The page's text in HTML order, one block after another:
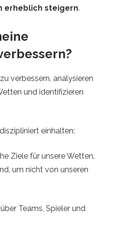
erheblich steigern.
verbessern, analysieren
und identifizieren
einhalten:
Ziele für unsere Wetten.
um nicht von unseren
über Teams, Spieler und